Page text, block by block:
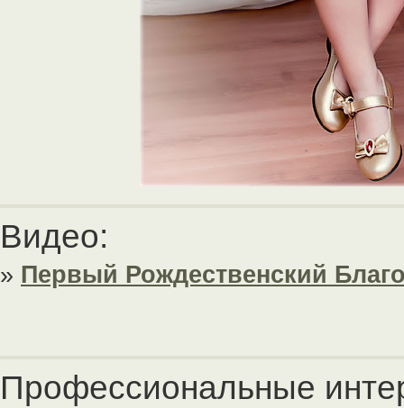
Видео:
» Первый Рождественский
Профессиональные